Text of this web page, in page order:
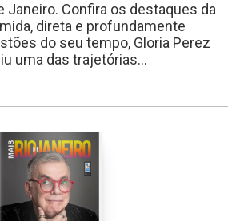
Janeiro. Confira os destaques da
direta e profundamente
do seu tempo, Gloria Perez
uma das trajetórias...